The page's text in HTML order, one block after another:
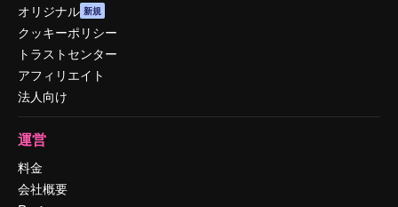
オリジナル 新規
クッキーポリシー
トラストセンター
アフィリエイト
法人向け
運営
料金
会社概要